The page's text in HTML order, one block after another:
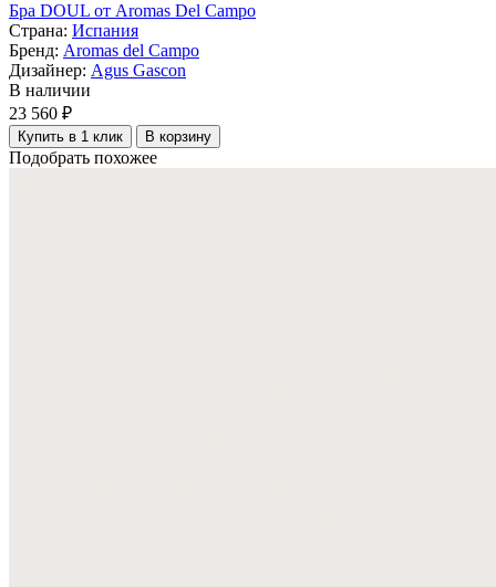
Бра DOUL от Aromas Del Campo
Страна: Испания
Бренд: Aromas del Campo
Дизайнер: Agus Gascon
В наличии
23 560 ₽
Купить в 1 клик В корзину
Подобрать похожее